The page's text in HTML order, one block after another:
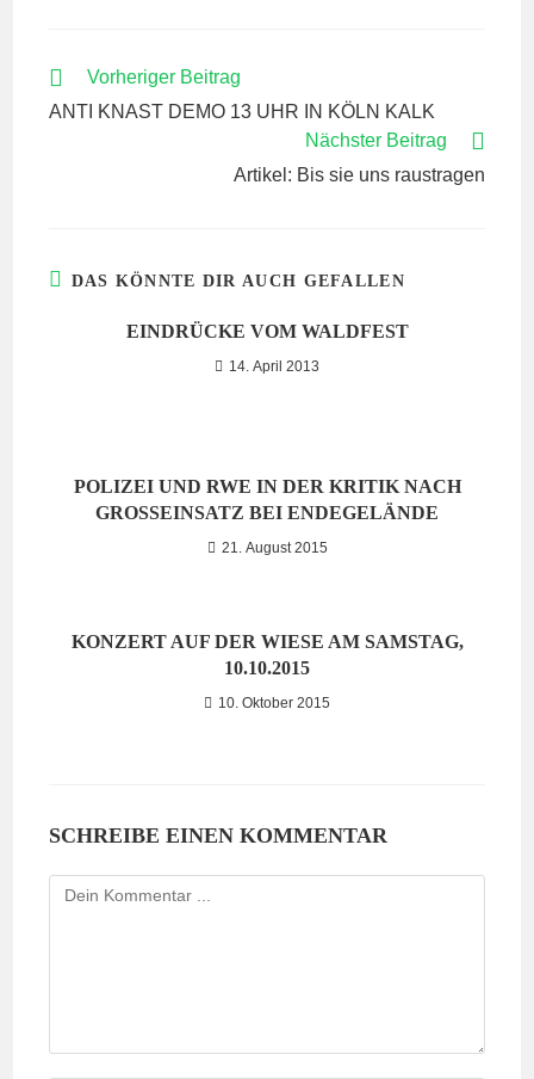
WEITERE
ANSEHEN
Vorheriger Beitrag
ANTI KNAST DEMO 13 UHR IN KÖLN KALK
Nächster Beitrag
Artikel: Bis sie uns raustragen
DAS KÖNNTE DIR AUCH GEFALLEN
EINDRÜCKE VOM WALDFEST
14. April 2013
POLIZEI UND RWE IN DER KRITIK NACH
GROSSEINSATZ BEI ENDEGELÄNDE
21. August 2015
KONZERT AUF DER WIESE AM SAMSTAG,
10.10.2015
10. Oktober 2015
SCHREIBE EINEN KOMMENTAR
Kommentieren